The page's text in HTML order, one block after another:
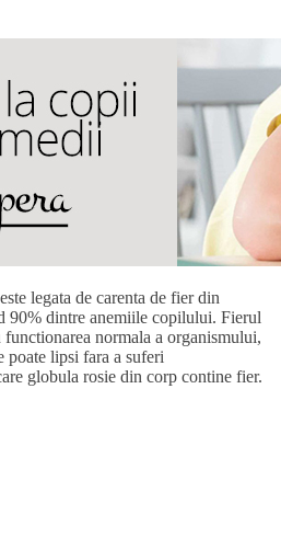
legata de carenta de fier din
90% dintre anemiile copilului. Fierul
functionarea normala a organismului,
poate lipsi fara a suferi
globula rosie din corp contine fier.